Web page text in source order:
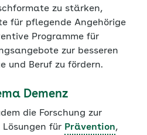
zu stärken,
für pflegende Angehörige
Programme für
zur besseren
und Beruf zu fördern.
Demenz
die Forschung zur
Lösungen für Prävention,